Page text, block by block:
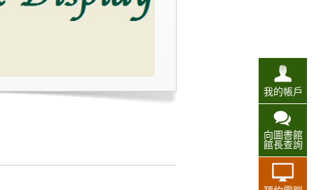
我的帳戶
向圖書館
館長查詢